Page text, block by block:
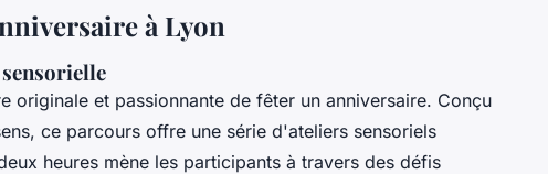
à Lyon
sensorielle
originale et passionnante de fêter un anniversaire. Conçu
ce parcours offre une série d'ateliers sensoriels
heures mène les participants à travers des défis